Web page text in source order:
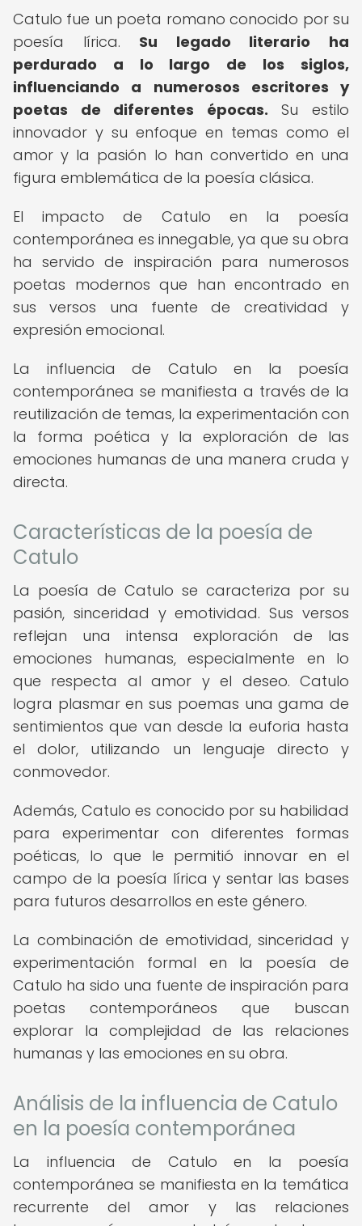
Catulo fue un poeta romano conocido por su
poesía lírica. Su legado literario ha
perdurado a lo largo de los siglos,
influenciando a numerosos escritores y
poetas de diferentes épocas. Su estilo
innovador y su enfoque en temas como el
amor y la pasión lo han convertido en una
figura emblemática de la poesía clásica.
El impacto de Catulo en la poesía
contemporánea es innegable, ya que su obra
ha servido de inspiración para numerosos
poetas modernos que han encontrado en
sus versos una fuente de creatividad y
expresión emocional.
La influencia de Catulo en la poesía
contemporánea se manifiesta a través de la
reutilización de temas, la experimentación con
la forma poética y la exploración de las
emociones humanas de una manera cruda y
directa.
Características de la poesía de
Catulo
La poesía de Catulo se caracteriza por su
pasión, sinceridad y emotividad. Sus versos
reflejan una intensa exploración de las
emociones humanas, especialmente en lo
que respecta al amor y el deseo. Catulo
logra plasmar en sus poemas una gama de
sentimientos que van desde la euforia hasta
el dolor, utilizando un lenguaje directo y
conmovedor.
Además, Catulo es conocido por su habilidad
para experimentar con diferentes formas
poéticas, lo que le permitió innovar en el
campo de la poesía lírica y sentar las bases
para futuros desarrollos en este género.
La combinación de emotividad, sinceridad y
experimentación formal en la poesía de
Catulo ha sido una fuente de inspiración para
poetas contemporáneos que buscan
explorar la complejidad de las relaciones
humanas y las emociones en su obra.
Análisis de la influencia de Catulo
en la poesía contemporánea
La influencia de Catulo en la poesía
contemporánea se manifiesta en la temática
recurrente del amor y las relaciones